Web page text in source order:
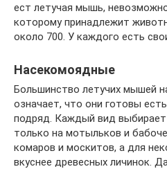
ест летучая мышь,
которому принадлежит
около 700. У каждого есть
Насекомоядные
Большинство летучих мышей
означает, что они готовы
подряд. Каждый вид
только на мотыльков и
комаров и москитов, а для
вкуснее древесных личинок.